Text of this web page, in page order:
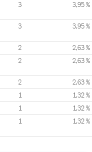
3 3,95 %
3 3,95 %
2 2,63 %
2 2,63 %
2 2,63 %
1 1,32 %
1 1,32 %
1 1,32 %